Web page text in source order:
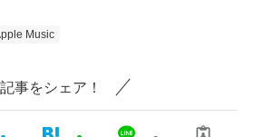
Music
記事をシェア！